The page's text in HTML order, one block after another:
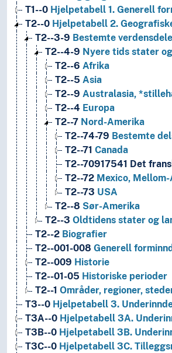
T1--0 Hjelpetabell 1. Generell
T2--0 Hjelpetabell 2.
T2--3-9 Bestemte
T2--4-9 Nyere tids stater
T2--6 Afrika
T2--5 Asia
T2--9 Australasia,
T2--4 Europa
T2--7 Nord-Amerika
T2--74-79 Bestemte
T2--71 Canada
T2--70917541 Det
T2--72 Mexico,
T2--73 USA
T2--8 Sør-Amerika
T2--3 Oldtidens stater og
T2--2 Biografier
T2--001-008 Generell
T2--009 Historie
T2--01-05 Historiske perioder
T2--1 Områder, regioner,
T3--0 Hjelpetabell 3.
T3A--0 Hjelpetabell 3A.
T3B--0 Hjelpetabell 3B.
T3C--0 Hjelpetabell 3C.